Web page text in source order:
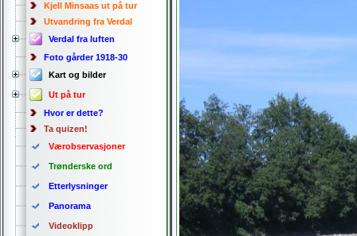
Kjell Minsaas ut på tur
Utvandring fra Verdal
Verdal fra luften
Foto gårder 1918-30
Kart og bilder
Ut på tur
Hvor er dette?
Ta quizen!
Værobservasjoner
Trønderske ord
Etterlysninger
Panorama
Videoklipp